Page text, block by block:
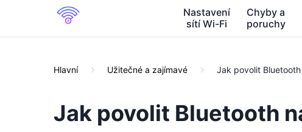
Nastavení
sítí Wi-Fi
Chyby a
poruchy
Hlavní Užitečné a zajímavé Jak povolit
Jak povolit Bluetooth